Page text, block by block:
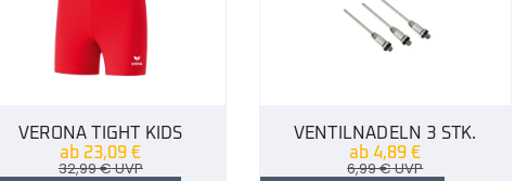
VERONA TIGHT KIDS
ab 23,09€
32,99€UVP
VENTILNADELN 3 STK.
ab 4,89€
6,99€UVP